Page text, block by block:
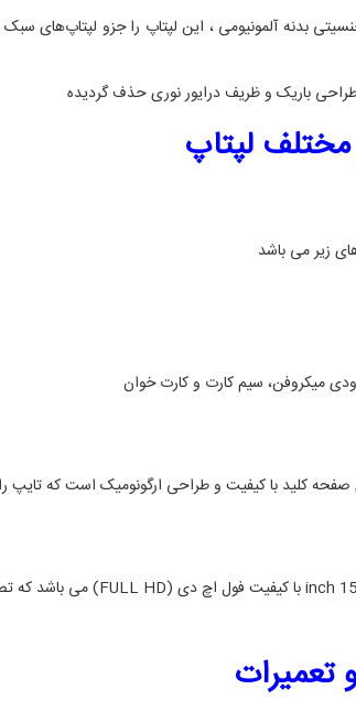
بدنه آلمونیومی ، این لپتاپ را جزو لپتاپ‌های
باریک و ظریف درایور نوری حذف گردیده
لپتاپ
زیر می باشد
میکروفن، سیم کارت و کارت خوان
صفحه کلید با کیفیت و طراحی ارگونومیک است که
(FULL HD) می باشد که
تعمیرات